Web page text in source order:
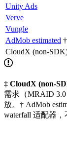
Unity Ads
Verve
Vungle
AdMob estimated †
CloudX (non-
‡ CloudX (non-
需求（MRAID
放。† AdMob
waterfall 适配器，